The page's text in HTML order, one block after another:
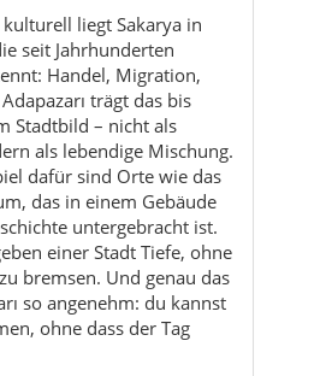
liegt Sakarya in
seit Jahrhunderten
Handel, Migration,
trägt das bis
Stadtbild – nicht als
als lebendige Mischung.
dafür sind Orte wie das
das in einem Gebäude
untergebracht ist.
einer Stadt Tiefe, ohne
bremsen. Und genau das
so angenehm: du kannst
ohne dass der Tag